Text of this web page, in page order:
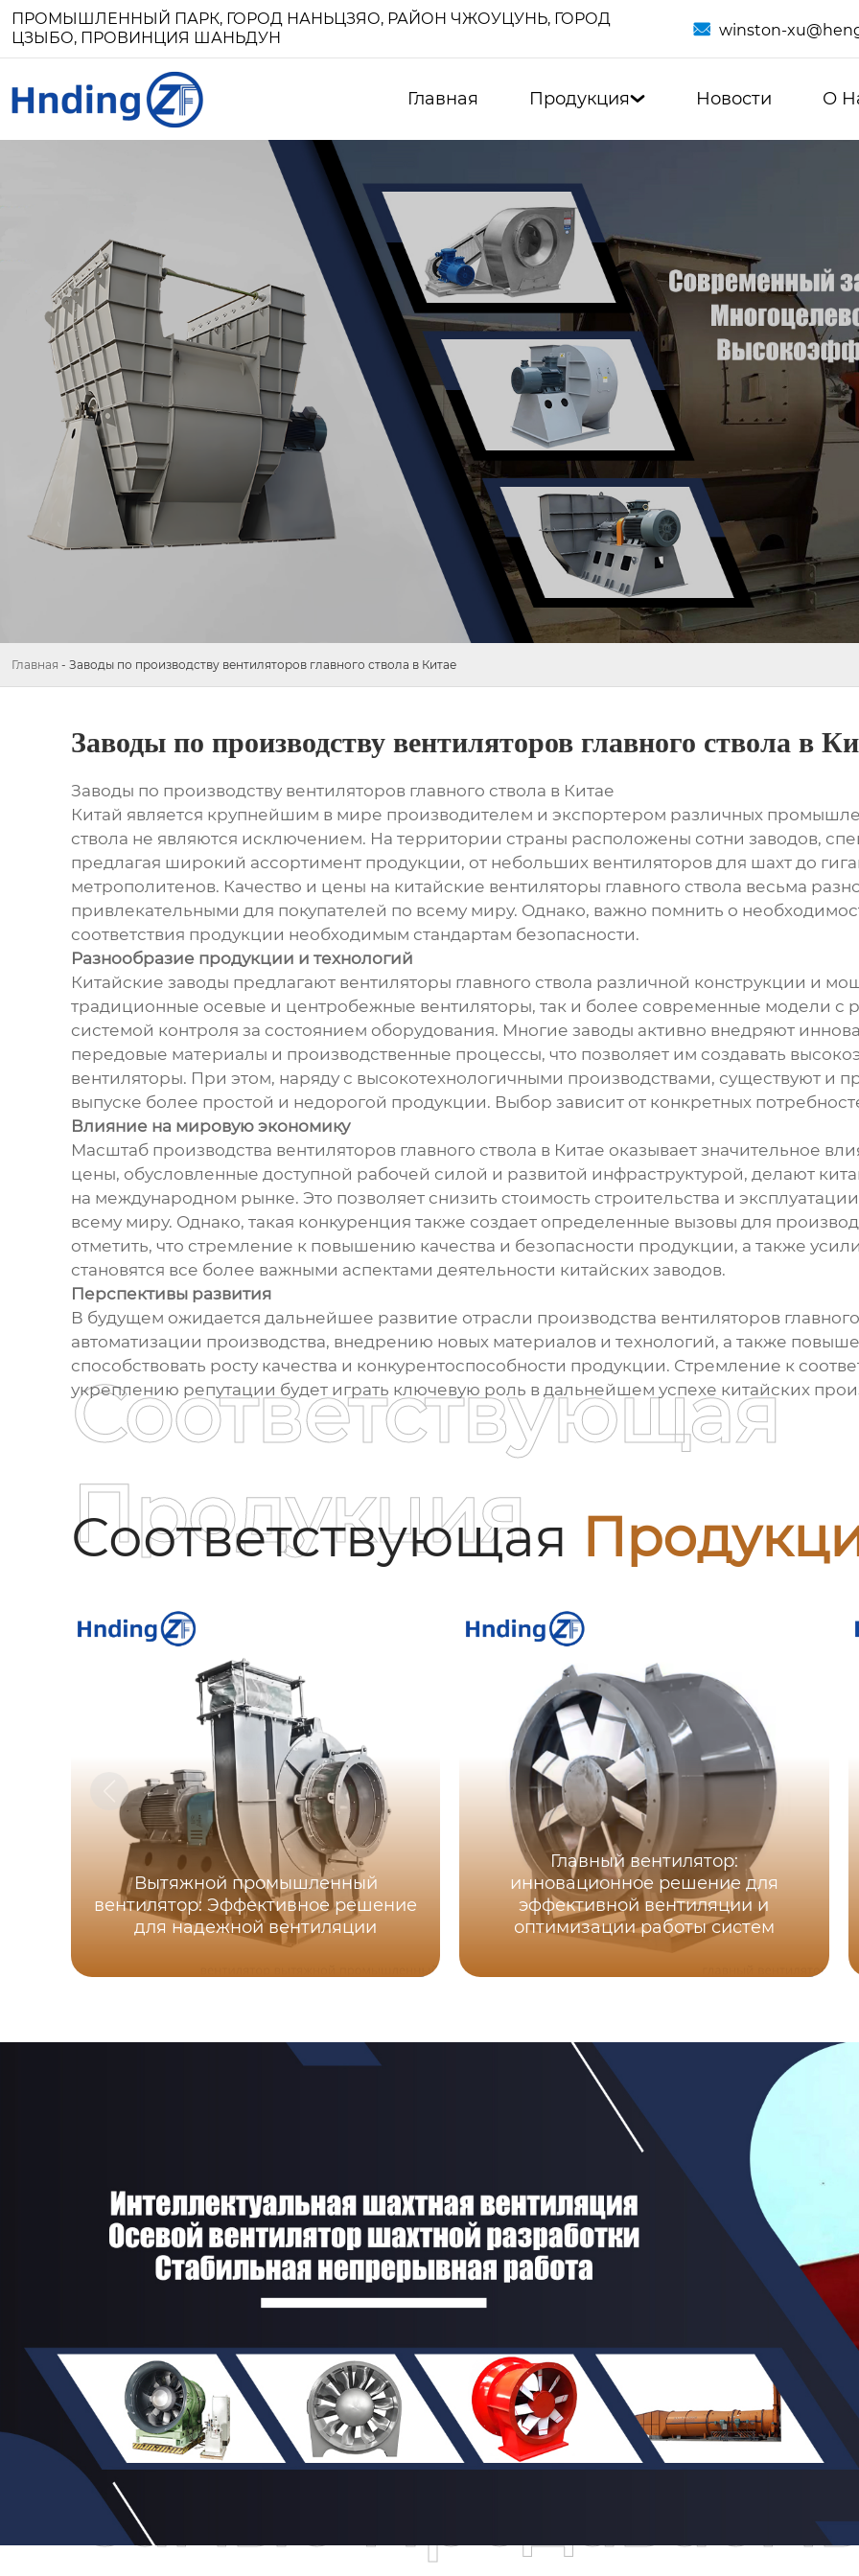
ПРОМЫШЛЕННЫЙ ПАРК, ГОРОД НАНЬЦЗЯО, РАЙОН ЧЖОУЦУНЬ, ГОРОД
ЦЗЫБО, ПРОВИНЦИЯ ШАНЬДУН
 winston-
Главная Продукция Новости О
Главная - Заводы по производству вентиляторов главного ствола в Китае
Заводы по производству вентиляторов главного ствола в
Заводы по производству вентиляторов главного ствола в Китае
Китай является крупнейшим в мире производителем и экспортером различных
ствола не являются исключением. На территории страны расположены сотни заводов,
предлагая широкий ассортимент продукции, от небольших вентиляторов для шахт до
метрополитенов. Качество и цены на китайские вентиляторы главного ствола весьма
привлекательными для покупателей по всему миру. Однако, важно помнить о
соответствия продукции необходимым стандартам безопасности.
Разнообразие продукции и технологий
Китайские заводы предлагают вентиляторы главного ствола различной конструкции и
традиционные осевые и центробежные вентиляторы, так и более современные модели с
системой контроля за состоянием оборудования. Многие заводы активно внедряют
передовые материалы и производственные процессы, что позволяет им создавать
вентиляторы. При этом, наряду с высокотехнологичными производствами, существуют и
выпуске более простой и недорогой продукции. Выбор зависит от конкретных
Влияние на мировую экономику
Масштаб производства вентиляторов главного ствола в Китае оказывает значительное
цены, обусловленные доступной рабочей силой и развитой инфраструктурой, делают
на международном рынке. Это позволяет снизить стоимость строительства и
всему миру. Однако, такая конкуренция также создает определенные вызовы для
отметить, что стремление к повышению качества и безопасности продукции, а также
становятся все более важными аспектами деятельности китайских заводов.
Перспективы развития
В будущем ожидается дальнейшее развитие отрасли производства вентиляторов
автоматизации производства, внедрению новых материалов и технологий, а также
способствовать росту качества и конкурентоспособности продукции. Стремление к
укреплению репутации будет играть ключевую роль в дальнейшем успехе китайских
Соответствующая
Соответствующая
Продукция
Вытяжной промышленный
вентилятор: Эффективное решение
для надежной вентиляции
Главный вентилятор:
инновационное решение для
эффективной вентиляции и
оптимизации работы систем
Самые